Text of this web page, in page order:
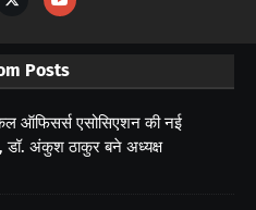
Posts
ऑफिसर्स एसोसिएशन की नई
डॉ. अंकुश ठाकुर बने अध्यक्ष